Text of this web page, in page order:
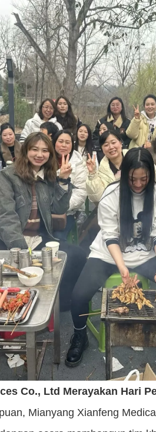
Co., Ltd Merayakan Hari
Mianyang Xianfeng